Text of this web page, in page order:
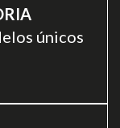
únicos